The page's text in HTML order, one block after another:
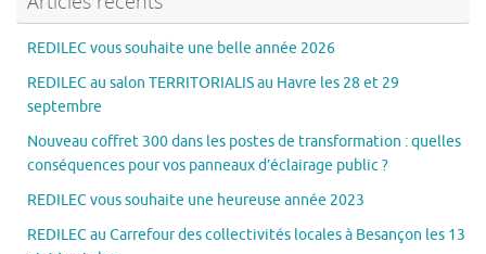
REDILEC vous souhaite une belle année 2026
REDILEC au salon TERRITORIALIS au Havre les 28 et 29
septembre
Nouveau coffret 300 dans les postes de transformation : quelles
conséquences pour vos panneaux d’éclairage public ?
REDILEC vous souhaite une heureuse année 2023
REDILEC au Carrefour des collectivités locales à Besançon les 13